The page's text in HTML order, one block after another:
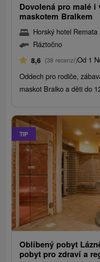
Dovolená pro malé i
maskotem Bralkem
Horský hotel Remata
Ráztočno
8,6 (38 recenzí)Od 1
Oddech pro rodiče,
maskot Bralko a děti do
TIP
Oblíbený pobyt
pobyt pro zdraví a